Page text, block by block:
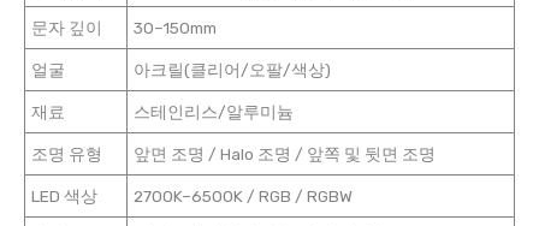
문자 깊이 30–150mm
얼굴 아크릴(클리어/오팔/색상)
재료 스테인리스/알루미늄
조명 유형 앞면 조명 / Halo 조명 / 앞쪽 및 뒷면 조명
LED 색상 2700K–6500K / RGB / RGBW